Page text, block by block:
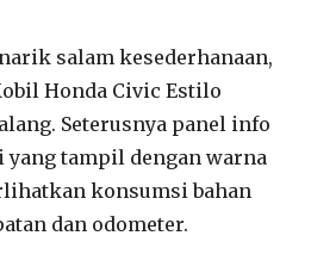
salam kesederhanaan,
Honda Civic Estilo
Seterusnya panel info
tampil dengan warna
konsumsi bahan
dan odometer.